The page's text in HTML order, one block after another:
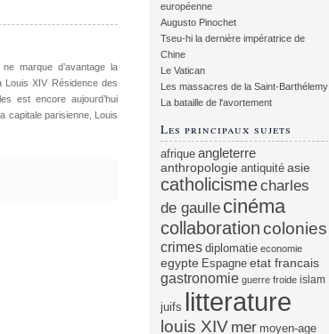
marque d’avantage la
Louis XIV Résidence des
est encore aujourd’hui
capitale parisienne, Louis
européenne
Augusto Pinochet
Tseu-hi la dernière impératrice de
Chine
Le Vatican
Les massacres de la Saint-Barthélemy
La bataille de l'avortement
Les principaux sujets
afrique angleterre
anthropologie antiquité asie
catholicismecharles
de gaulle cinéma
collaborationcolonies
crimes diplomatie economie
egypte Espagne etat francais
gastronomie guerre froide islam
juifs litterature
louis XIV mer moyen-age